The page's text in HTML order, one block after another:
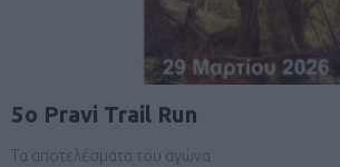
5o Pravi Trail Run
Τα αποτελέσματα του αγώνα